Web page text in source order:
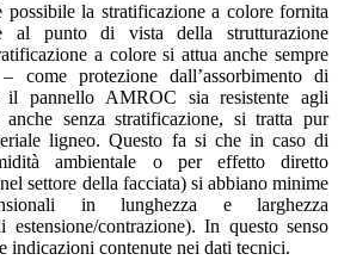
possibile la stratificazione a colore fornita
al punto di vista della strutturazione
a colore si attua anche sempre
protezione dall’assorbimento di
il pannello AMROC sia resistente agli
anche senza stratificazione, si tratta pur
ligneo. Questo fa si che in caso di
ambientale o per effetto diretto
settore della facciata) si abbiano minime
in lunghezza e larghezza
estensione/contrazione). In questo senso
indicazioni contenute nei dati tecnici.